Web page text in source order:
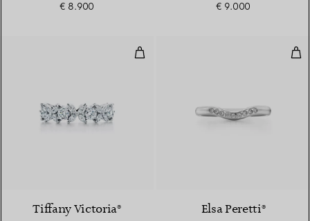
€ 8.900 € 9.000
Bague à motifs alternés en
Tiffany Victoria® Elsa Peretti®